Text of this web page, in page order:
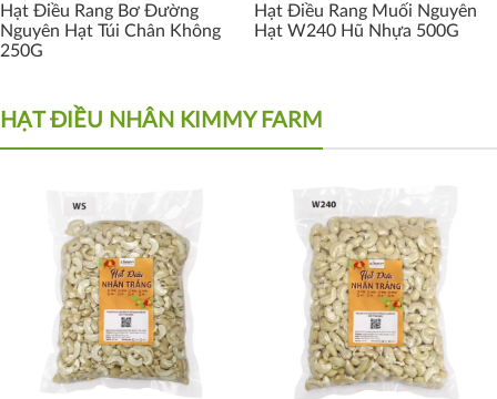
Hạt Điều Rang Bơ Đường
Nguyên Hạt Túi Chân Không
250G
Hạt Điều Rang Muối Nguyên
Hạt W240 Hũ Nhựa 500G
HẠT ĐIỀU NHÂN KIMMY FARM